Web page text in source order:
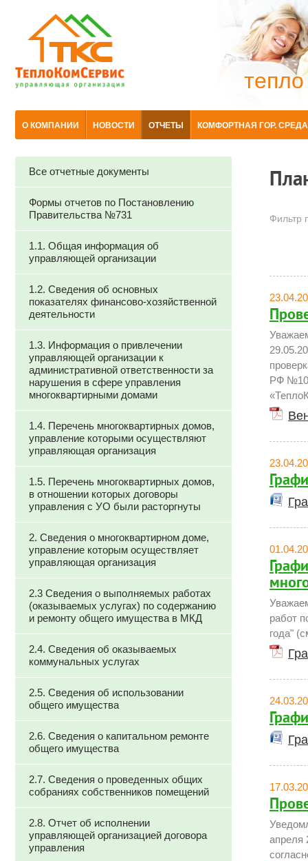
тепло
О КОМПАНИИ НОВОСТИ ОТЧЕТЫ КОМФОРТНАЯ ГОР. СРЕДА
Фильтр
РФ
работ
года"
апреля
Все отчетные документы
Формы отчетов по Постановлению
Правительства №731
1.1. Общая информация об
управляющей организации
1.2. Сведения об основных
показателях финансово-хозяйственной
деятельности
1.3. Информация о привлечении
управляющей организации к
административной ответственности за
нарушения в сфере управления
многоквартирными домами
1.4. Перечень многоквартирных домов,
управление которыми осуществляют
управляющая организация
1.5. Перечень многоквартирных домов,
в отношении которых договоры
управления с УО были расторгнуты
2. Сведения о многоквартирном доме,
управление которым осуществляет
управляющая организация
2.3 Сведения о выполняемых работах
(оказываемых услугах) по содержанию
и ремонту общего имущества в МКД
2.4. Сведения об оказываемых
коммунальных услугах
2.5. Сведения об использовании
общего имущества
2.6. Сведения о капитальном ремонте
общего имущества
2.7. Сведения о проведенных общих
собраниях собственников помещений
2.8. Отчет об исполнении
управляющей организацией договора
управления